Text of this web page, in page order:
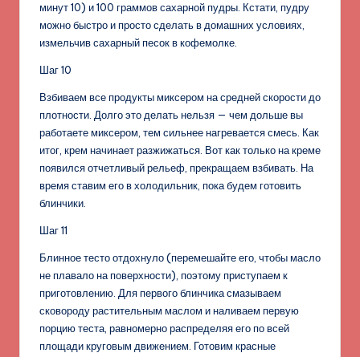
минут 10) и 100 граммов сахарной пудры. Кстати, пудру
можно быстро и просто сделать в домашних условиях,
измельчив сахарный песок в кофемолке.
Шаг 10
Взбиваем все продукты миксером на средней скорости до
плотности. Долго это делать нельзя — чем дольше вы
работаете миксером, тем сильнее нагревается смесь. Как
итог, крем начинает разжижаться. Вот как только на креме
появился отчетливый рельеф, прекращаем взбивать. На
время ставим его в холодильник, пока будем готовить
блинчики.
Шаг 11
Блинное тесто отдохнуло (перемешайте его, чтобы масло
не плавало на поверхности), поэтому приступаем к
приготовлению. Для первого блинчика смазываем
сковороду растительным маслом и наливаем первую
порцию теста, равномерно распределяя его по всей
площади круговым движением. Готовим красные